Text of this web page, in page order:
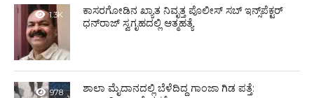
1.3K
ಕಾಸರಗೋಡಿನ ಖ್ಯಾತ ನಿವೃತ್ತ ಪೊಲೀಸ್ ಸಬ್ ಇನ್ಸ್‌ಪೆಕ್ಟರ್
ಧನ್‌ರಾಜ್ ಸ್ವಗೃಹದಲ್ಲಿ ಆತ್ಮಹತ್ಯೆ
978
ಶಾಲಾ ಮೈದಾನದಲ್ಲಿ ಬೆಳೆದಿದ್ದ ಗಾಂಜಾ ಗಿಡ ಪತ್ತೆ: